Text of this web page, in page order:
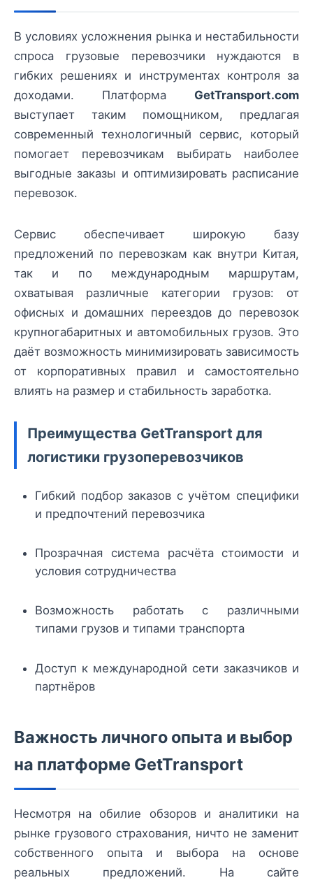
В условиях усложнения рынка и нестабильности
спроса грузовые перевозчики нуждаются в
гибких решениях и инструментах контроля за
доходами. Платформа GetTransport.com
выступает таким помощником, предлагая
современный технологичный сервис, который
помогает перевозчикам выбирать наиболее
выгодные заказы и оптимизировать расписание
перевозок.
Сервис обеспечивает широкую базу
предложений по перевозкам как внутри Китая,
так и по международным маршрутам,
охватывая различные категории грузов: от
офисных и домашних переездов до перевозок
крупногабаритных и автомобильных грузов. Это
даёт возможность минимизировать зависимость
от корпоративных правил и самостоятельно
влиять на размер и стабильность заработка.
Преимущества GetTransport для
логистики грузоперевозчиков
Гибкий подбор заказов с учётом специфики
и предпочтений перевозчика
Прозрачная система расчёта стоимости и
условия сотрудничества
Возможность работать с различными
типами грузов и типами транспорта
Доступ к международной сети заказчиков и
партнёров
Важность личного опыта и выбор
на платформе GetTransport
Несмотря на обилие обзоров и аналитики на
рынке грузового страхования, ничто не заменит
собственного опыта и выбора на основе
реальных предложений. На сайте